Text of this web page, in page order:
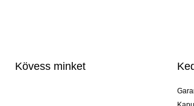
Kövess minket